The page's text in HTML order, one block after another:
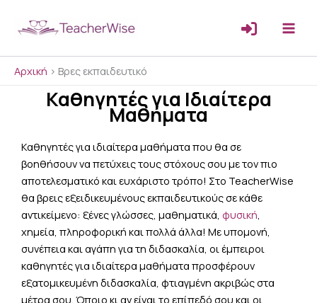
Αρχική > Βρες εκπαιδευτικό
Καθηγητές για Ιδιαίτερα
Μαθήματα
Καθηγητές για ιδιαίτερα μαθήματα που θα σε
βοηθήσουν να πετύχεις τους στόχους σου με τον πιο
αποτελεσματικό και ευχάριστο τρόπο! Στο TeacherWise
θα βρεις εξειδικευμένους εκπαιδευτικούς σε κάθε
αντικείμενο: ξένες γλώσσες, μαθηματικά, φυσική,
χημεία, πληροφορική και πολλά άλλα! Με υπομονή,
συνέπεια και αγάπη για τη διδασκαλία, οι έμπειροι
καθηγητές για ιδιαίτερα μαθήματα προσφέρουν
εξατομικευμένη διδασκαλία, φτιαγμένη ακριβώς στα
μέτρα σου. Όποιο κι αν είναι το επίπεδό σου και οι